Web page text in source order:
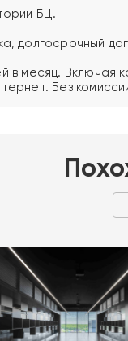
БЦ.
долгосрочный
в месяц. Включая
Без